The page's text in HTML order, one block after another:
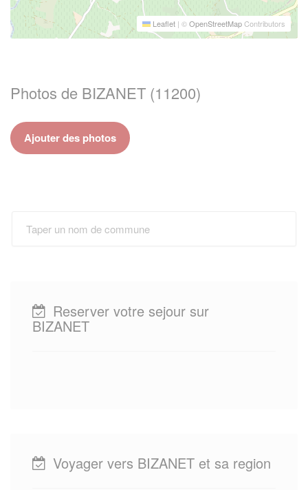
Leaflet | ©OpenStreetMapContributors
Photos de BIZANET (11200)
Ajouter des photos
Reserver votre sejour sur
BIZANET
Voyager vers BIZANET et sa region